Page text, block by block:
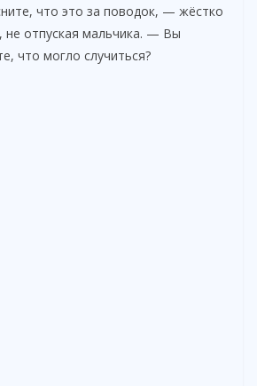
что это за поводок, — жёстко
не отпуская мальчика. — Вы
что могло случиться?